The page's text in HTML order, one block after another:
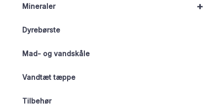
+
Mineraler
Dyrebørste
Mad- og vandskåle
Vandtæt tæppe
Tilbehør